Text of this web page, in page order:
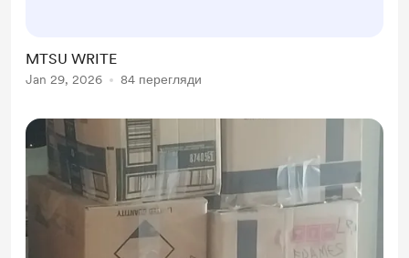
need $150 more to add to the
amount I already have. The
pay a smaller fee initially, and ...
MTSU WRITE
Jan 29, 2026 84 перегляди